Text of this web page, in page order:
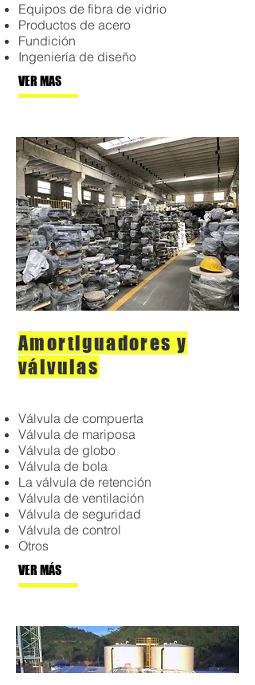
Equipos de fibra de vidrio
Productos de acero
Fundición
Ingeniería de diseño
VER MAS
Amortiguadores y
válvulas
Válvula de compuerta
Válvula de mariposa
Válvula de globo
Válvula de bola
La válvula de retención
Válvula de ventilación
Válvula de seguridad
Válvula de control
Otros
VER MÁS